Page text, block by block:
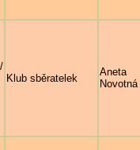
Klub sběratelek
Aneta
Novotná